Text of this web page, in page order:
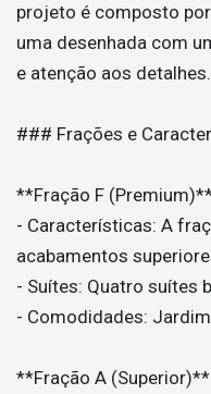
projeto é composto
uma desenhada com
e atenção aos detalhes.
### Frações e
**Fração F
- Características: A
acabamentos
- Suítes: Quatro suítes
- Comodidades:
**Fração A (Superior)**